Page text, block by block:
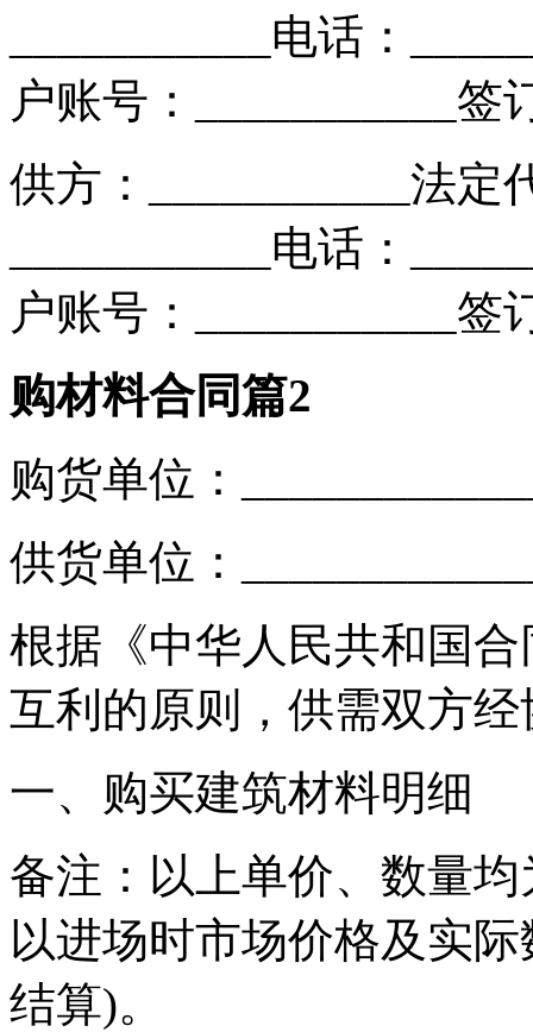
___________电话：
户账号：___________签
供方：___________法定
___________电话：
户账号：___________签
购材料合同篇2
购货单位：
供货单位：
根据《中华人民共和国
互利的原则，供需双方
一、购买建筑材料明细
备注：以上单价、数量
以进场时市场价格及实
结算)。